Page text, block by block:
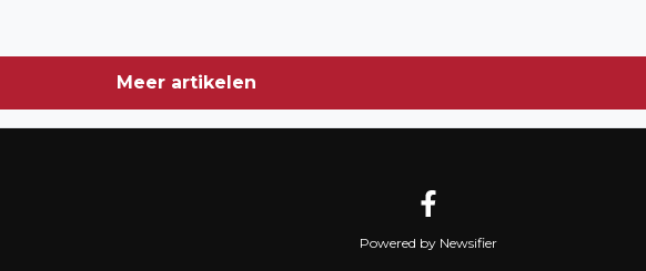
Meer artikelen
Powered by Newsifier